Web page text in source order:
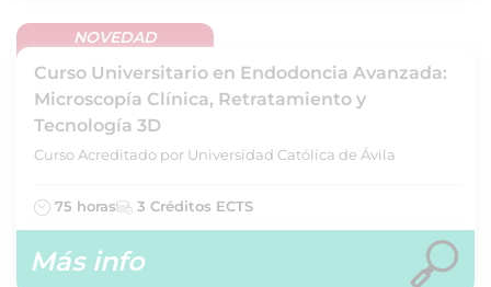
NOVEDAD
Curso Universitario en Endodoncia Avanzada:
Microscopía Clínica, Retratamiento y
Tecnología 3D
Curso Acreditado por Universidad Católica de Ávila
75 horas 3 Créditos ECTS
Más info